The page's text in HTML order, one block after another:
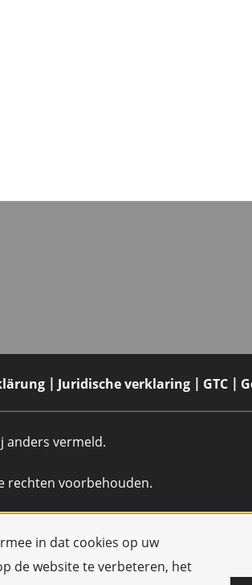
in dat cookies op uw
de website te verbeteren, het
Juridische verklaring GTC
anders vermeld.
rechten voorbehouden.